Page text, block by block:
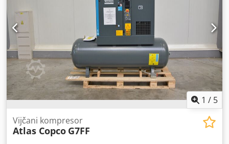
1 / 5
Vijčani kompresor
Atlas Copco G7FF